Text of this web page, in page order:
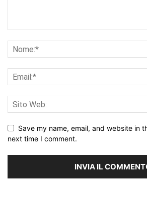
Save my name, email, and website in
next time I comment.